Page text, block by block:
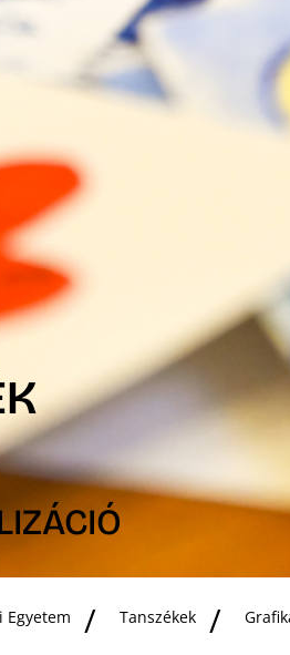
Egyetem Tanszékek